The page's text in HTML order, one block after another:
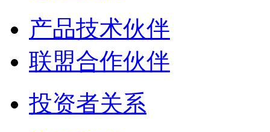
产品技术伙伴
联盟合作伙伴
投资者关系